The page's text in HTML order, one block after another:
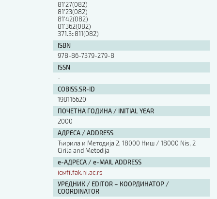
81'27(082)
81'23(082)
81'42(082)
81'362(082)
371.3::811(082)
ISBN
978-86-7379-279-8
ISSN
-
COBISS.SR-ID
198116620
ПОЧЕТНА ГОДИНА / INITIAL YEAR
2000
АДРЕСА / ADDRESS
Ћирила и Методија 2, 18000 Ниш / 18000 Nis, 2
Cirila and Metodija
е-АДРЕСА / e-MAIL ADDRESS
ic@filfak.ni.ac.rs
УРЕДНИК / EDITOR – КООРДИНАТОР /
COORDINATOR